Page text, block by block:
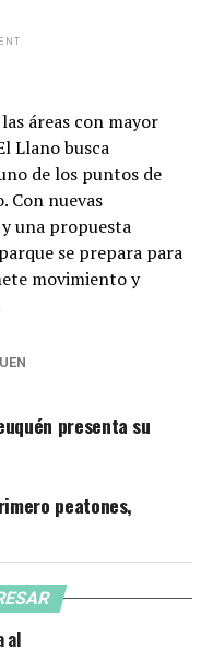
áreas con mayor
Llano busca
de los puntos de
Con nuevas
una propuesta
se prepara para
movimiento y
presenta su
peatones,
al